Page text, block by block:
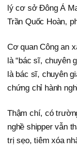
lý cơ sở Đông Á
Trần Quốc Hoàn,
Cơ quan Công an
là “bác sĩ, chuyên
là bác sĩ, chuyên
chứng chỉ hành
Thậm chí, có
nghề shipper vẫn
trị sẹo, tiêm xóa